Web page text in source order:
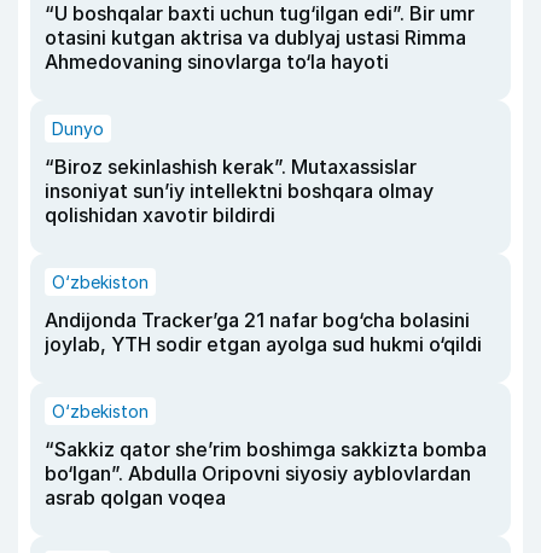
“U boshqalar baxti uchun tug‘ilgan edi”. Bir umr
otasini kutgan aktrisa va dublyaj ustasi Rimma
Ahmedovaning sinovlarga to‘la hayoti
Dunyo
“Biroz sekinlashish kerak”. Mutaxassislar
insoniyat sun’iy intellektni boshqara olmay
qolishidan xavotir bildirdi
O‘zbekiston
Andijonda Tracker’ga 21 nafar bog‘cha bolasini
joylab, YTH sodir etgan ayolga sud hukmi o‘qildi
O‘zbekiston
“Sakkiz qator she’rim boshimga sakkizta bomba
bo‘lgan”. Abdulla Oripovni siyosiy ayblovlardan
asrab qolgan voqea